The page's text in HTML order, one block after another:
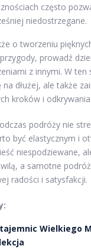
często
niedostrzegane.
o tworzeniu
prowadź
z innymi. W ten
dłużej, ale także
kroków i
podróży nie
być elastycznym i
niespodziewane,
a samotne
radości i satysfakcji.
Wielkiego